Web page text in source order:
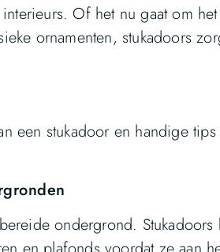
Of het nu gaat om
ornamenten, stukadoors
een stukadoor en handige
ondergrond. Stukadoors